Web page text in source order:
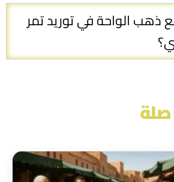
ذهب الواحة في توريد تمر